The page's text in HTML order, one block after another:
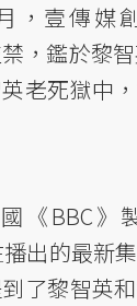
，壹傳媒
，鑑於黎
老死獄中
《BBC》
播出的最新
了黎智英